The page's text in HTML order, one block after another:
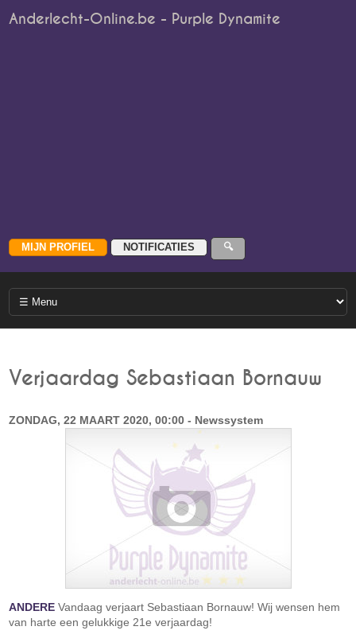
Anderlecht-Online.be - Purple Dynamite
Verjaardag Sebastiaan Bornauw
ZONDAG, 22 MAART 2020, 00:00 - Newssystem
ANDERE Vandaag verjaart Sebastiaan Bornauw! Wij wensen hem
van harte een gelukkige 21e verjaardag!